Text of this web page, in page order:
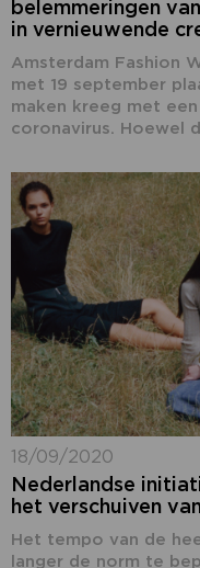
belemmeringen
in vernieuwende
Amsterdam Fashion
met 19 september
maken kreeg met
coronavirus. Hoewel
18/09/2020
Nederlandse
het verschuiven
Het tempo van de
langer de norm te